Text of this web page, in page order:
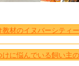
教材のイヌバーシティ
けに悩んでいる飼い主